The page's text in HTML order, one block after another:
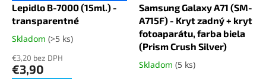
Lepidlo B-7000 (15ml.) -
transparentné
Priemerné
produktu
je
Skladom (>5 ks)
€3,20 bez DPH
€3,90
Samsung Galaxy A71 (SM-
A715F) - Kryt zadný + kryt
fotoaparátu, farba biela
(Prism Crush Silver)
Priemerné
Skladom (5 ks)